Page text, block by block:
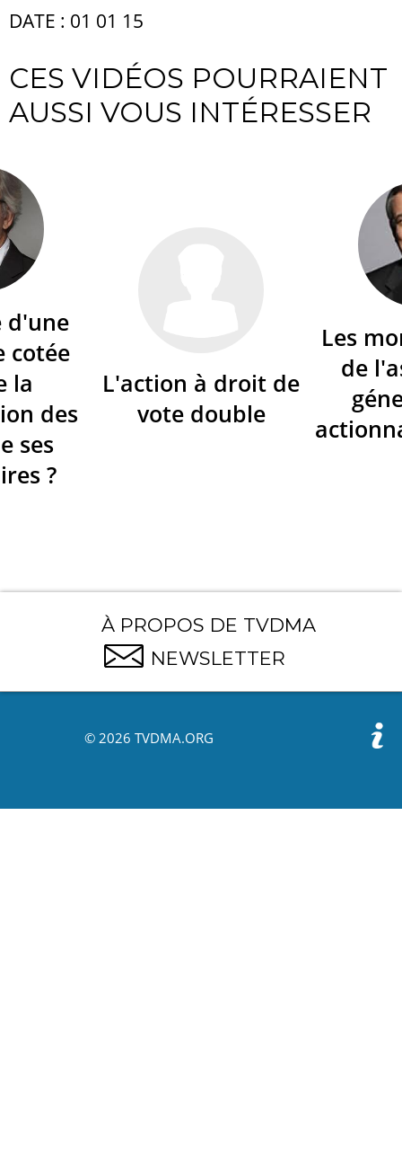
DATE : 01 01 15
CES VIDÉOS POURRAIENT
AUSSI VOUS INTÉRESSER
d'une
cotée
la
des
ses
?
L'action à droit de
vote double
Les
de
À PROPOS DE TVDMA
NEWSLETTER
© 2026 TVDMA.ORG